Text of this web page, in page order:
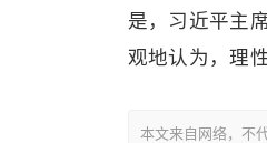
是，习近平主
观地认为，理
本文来自网络，不